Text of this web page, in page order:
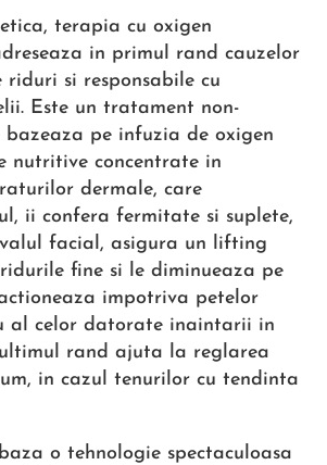
terapia cu oxigen
in primul rand cauzelor
riduri si responsabile cu
Este un tratament non-
bazeaza pe infuzia de oxigen
nutritive concentrate in
dermale, care
ii confera fermitate si suplete,
facial, asigura un lifting
fine si le diminueaza pe
impotriva petelor
al celor datorate inaintarii in
rand ajuta la reglarea
in cazul tenurilor cu tendinta
o tehnologie spectaculoasa